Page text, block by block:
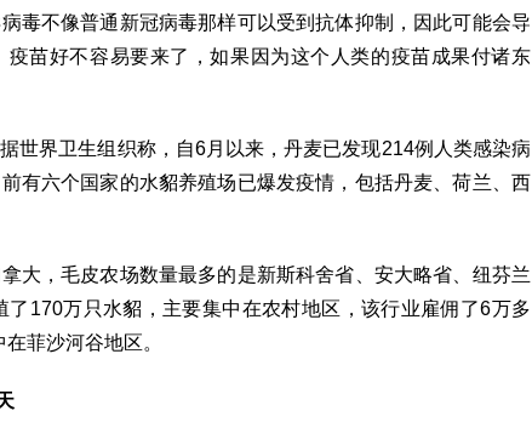
毒不像普通新冠病毒那样可以受到抗体抑制，因此可能会导
苗好不容易要来了，如果因为这个人类的疫苗成果付诸东
世界卫生组织称，自6月以来，丹麦已发现214例人类感染病
有六个国家的水貂养殖场已爆发疫情，包括丹麦、荷兰、西
大，毛皮农场数量最多的是新斯科舍省、安大略省、纽芬兰
170万只水貂，主要集中在农村地区，该行业雇佣了6万多
菲沙河谷地区。